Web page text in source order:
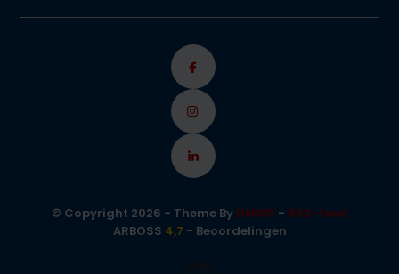
© Copyright 2026 - Theme By DMWS - RSS-feed
ARBOSS 4,7 - Beoordelingen